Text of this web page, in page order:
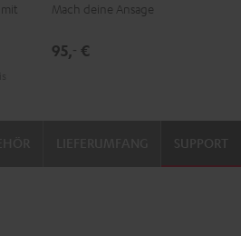
Mach deine Ansage
95,‐ €
SUPPORT